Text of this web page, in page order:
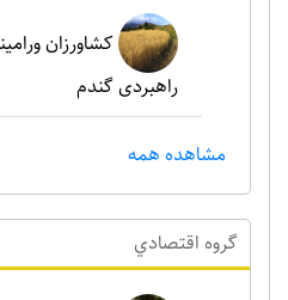
کشاورزان
راهبردی گندم
مشاهده همه
گروه اقتصادي